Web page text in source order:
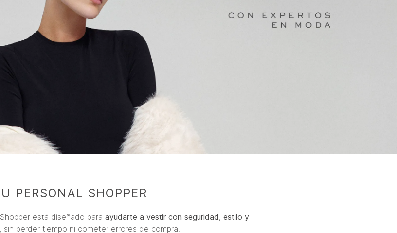
PERSONAL SHOPPER
está diseñado para ayudarte a vestir con seguridad, estilo y
, sin perder tiempo ni cometer errores de compra.